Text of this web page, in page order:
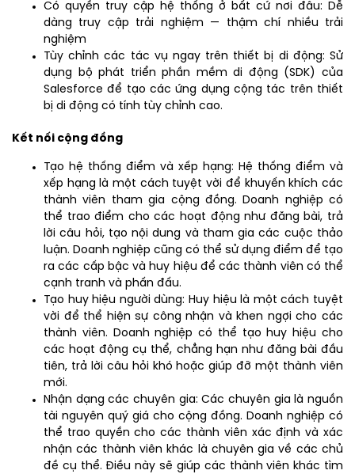
Có quyền truy cập hệ thống ở bất cứ nơi đâu: Dễ
dàng truy cập trải nghiệm — thậm chí nhiều trải
nghiệm
Tùy chỉnh các tác vụ ngay trên thiết bị di động: Sử
dụng bộ phát triển phần mềm di động (SDK) của
Salesforce để tạo các ứng dụng cộng tác trên thiết
bị di động có tính tùy chỉnh cao.
Kết nối cộng đồng
Tạo hệ thống điểm và xếp hạng: Hệ thống điểm và
xếp hạng là một cách tuyệt vời để khuyến khích các
thành viên tham gia cộng đồng. Doanh nghiệp có
thể trao điểm cho các hoạt động như đăng bài, trả
lời câu hỏi, tạo nội dung và tham gia các cuộc thảo
luận. Doanh nghiệp cũng có thể sử dụng điểm để tạo
ra các cấp bậc và huy hiệu để các thành viên có thể
cạnh tranh và phấn đấu.
Tạo huy hiệu người dùng: Huy hiệu là một cách tuyệt
vời để thể hiện sự công nhận và khen ngợi cho các
thành viên. Doanh nghiệp có thể tạo huy hiệu cho
các hoạt động cụ thể, chẳng hạn như đăng bài đầu
tiên, trả lời câu hỏi khó hoặc giúp đỡ một thành viên
mới.
Nhận dạng các chuyên gia: Các chuyên gia là nguồn
tài nguyên quý giá cho cộng đồng. Doanh nghiệp có
thể trao quyền cho các thành viên xác định và xác
nhận các thành viên khác là chuyên gia về các chủ
đề cụ thể. Điều này sẽ giúp các thành viên khác tìm